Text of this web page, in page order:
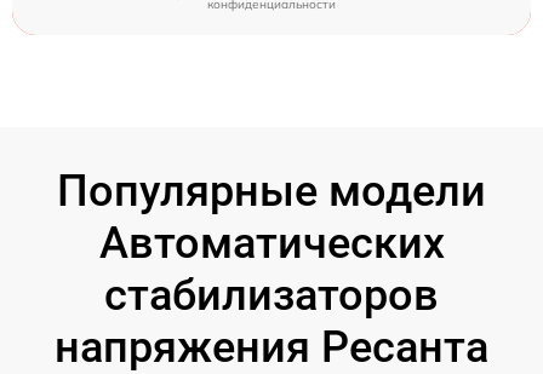
конфиденциальности
Популярные модели
Автоматических
стабилизаторов
напряжения Ресанта